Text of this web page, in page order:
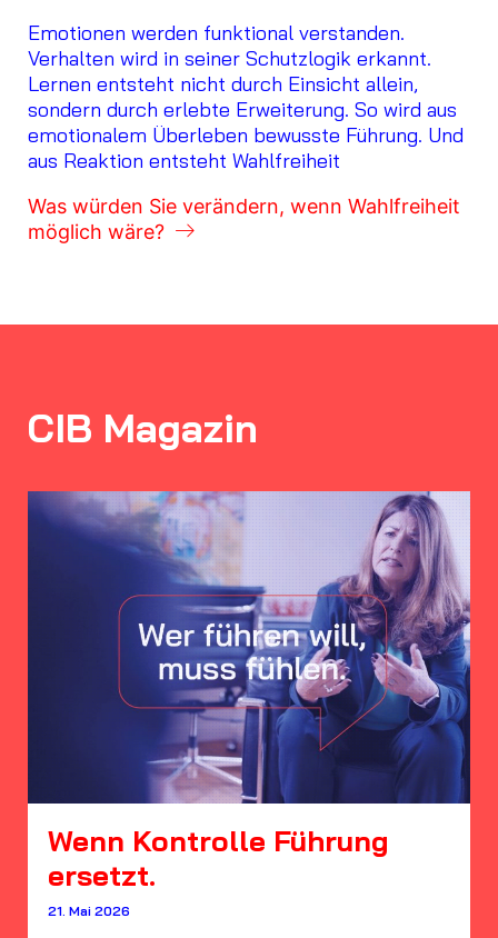
Emotionen werden funktional verstanden.
Verhalten wird in seiner Schutzlogik erkannt.
Lernen entsteht nicht durch Einsicht allein,
sondern durch erlebte Erweiterung. So wird aus
emotionalem Überleben bewusste Führung. Und
aus Reaktion entsteht Wahlfreiheit
Was würden Sie verändern, wenn Wahlfreiheit
möglich wäre?
CIB Magazin
Wenn Kontrolle Führung
ersetzt.
21. Mai 2026